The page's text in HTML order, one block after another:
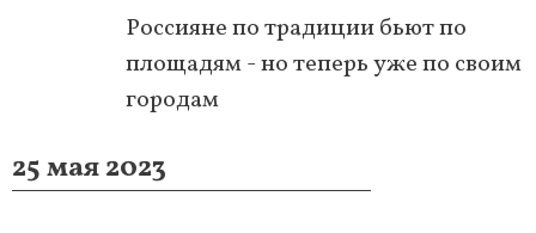
Россияне по традиции бьют по
площадям - но теперь уже по своим
городам
25 мая 2023